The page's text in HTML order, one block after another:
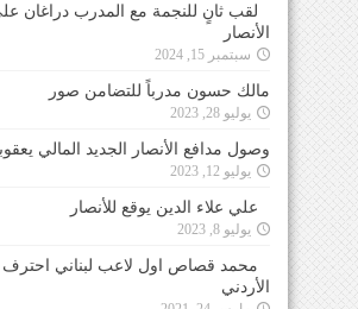
لقب ثانٍ للنجمة مع المدرب دراغان
الأنصار
سبتمبر 15, 2024
مالك حسون مدرباً للتضامن صور
يوليو 28, 2023
وصول مدافع الأنصار الجديد المالي
يوليو 12, 2023
علي علاء الدين يوقع للأنصار
يوليو 8, 2023
محمد قصاص اول لاعب لبناني
الأردني